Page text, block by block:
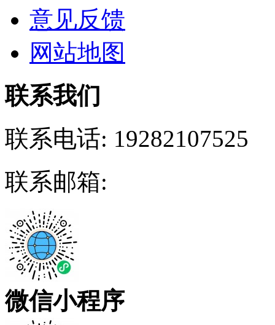
意见反馈
网站地图
联系我们
联系电话: 19282107525
联系邮箱:
微信小程序